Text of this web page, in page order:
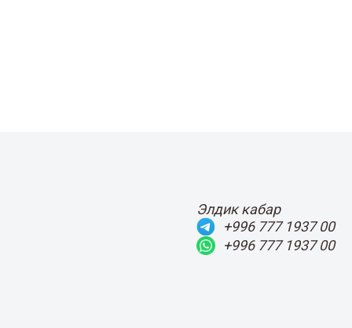
Элдик кабар
+996 777 1937 00
+996 777 1937 00